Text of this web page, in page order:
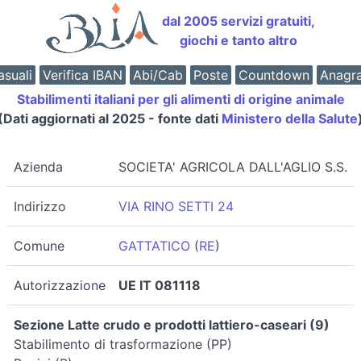
dal 2005 servizi gratuiti,
giochi e tanto altro
Verifica IBAN Abi/Cab Poste Countdown
Stabilimenti italiani per gli alimenti di origine animale
aggiornati al 2025 - fonte dati Ministero della Salute)
Azienda SOCIETA' AGRICOLA DALL'AGLIO S.S.
Indirizzo VIA RINO SETTI 24
Comune GATTATICO (RE)
Autorizzazione UE IT 081118
Sezione Latte crudo e prodotti lattiero-caseari (9)
Stabilimento di trasformazione (PP)